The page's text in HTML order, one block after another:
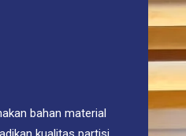
bahan material